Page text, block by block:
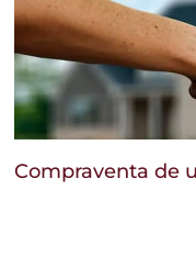
Compraventa de